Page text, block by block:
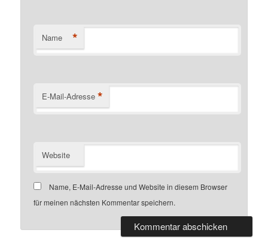
Name *
E-Mail-Adresse *
Website
Name, E-Mail-Adresse und Website in diesem Browser
für meinen nächsten Kommentar speichern.